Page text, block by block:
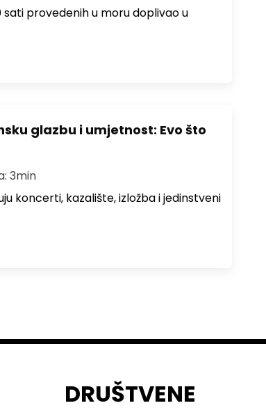
sati provedenih u moru doplivao u
glazbu i umjetnost: Evo što
3min
koncerti, kazalište, izložba i jedinstveni
DRUŠTVENE